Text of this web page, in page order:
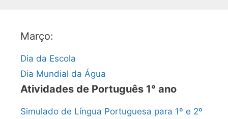
Março:
Dia da Escola
Dia Mundial da Água
Atividades de Português 1° ano
Simulado de Língua Portuguesa para 1º e 2º